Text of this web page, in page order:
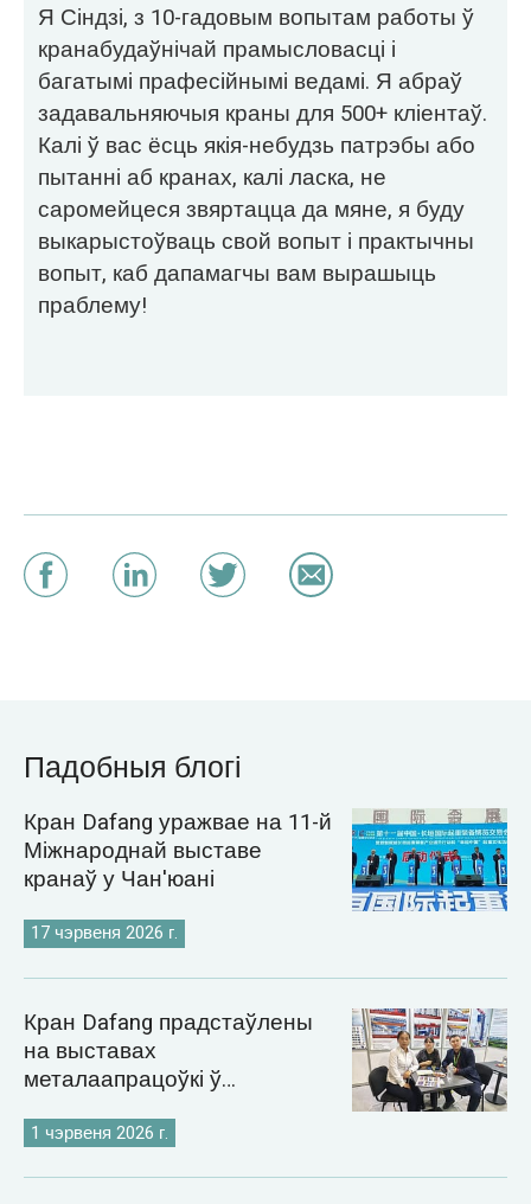
Я Сіндзі, з 10-гадовым вопытам работы ў
кранабудаўнічай прамысловасці і
багатымі прафесійнымі ведамі. Я абраў
задавальняючыя краны для 500+ кліентаў.
Калі ў вас ёсць якія-небудзь патрэбы або
пытанні аб кранах, калі ласка, не
саромейцеся звяртацца да мяне, я буду
выкарыстоўваць свой вопыт і практычны
вопыт, каб дапамагчы вам вырашыць
праблему!
Падобныя блогі
Кран Dafang уражвае на 11-й
Міжнароднай выставе
кранаў у Чан'юані
17 чэрвеня 2026 г.
Кран Dafang прадстаўлены
на выставах
металаапрацоўкі ў
2026 годзе
1 чэрвеня 2026 г.